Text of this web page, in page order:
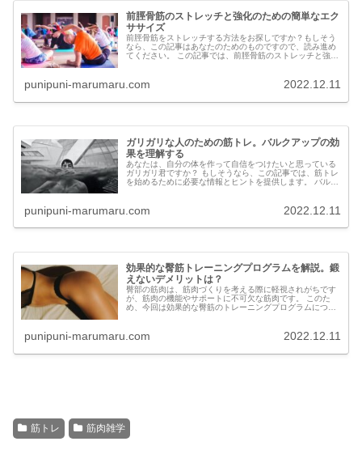
前脛骨筋のストレッチと強化のための簡単なエク
ササイズ
前脛骨筋をストレッチする方法をお探しですか？もしそう
なら、この記事はあなたのためのものですので、読み進め
てください。 この記事では、前脛骨筋のストレッチと強化
punipuni-marumaru.com 2022.12.11
ガリガリな人のための筋トレ。バルクアップの効
果を理解する
あなたは、自分の体を作って自信をつけたいと思っている
ガリガリ君ですか？ もしそうなら、この記事では、筋トレ
を始めるために必要な情報とヒントを提供します。 バルク
punipuni-marumaru.com 2022.12.11
効果的な臀筋トレーニングプログラムを解説。鍛
えないデメリットは？
臀部の筋肉は、筋肉づくりを考える際に軽視されがちです
が、筋肉の機能やサポートに不可欠な筋肉です。 このた
め、今回は効果的な臀筋のトレーニングプログラムについ
punipuni-marumaru.com 2022.12.11
筋トレ 筋肉雑学